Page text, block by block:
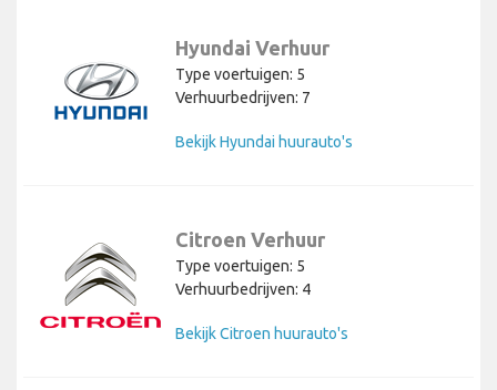
Hyundai Verhuur
Type voertuigen: 5
Verhuurbedrijven: 7
Bekijk Hyundai huurauto's
Citroen Verhuur
Type voertuigen: 5
Verhuurbedrijven: 4
Bekijk Citroen huurauto's